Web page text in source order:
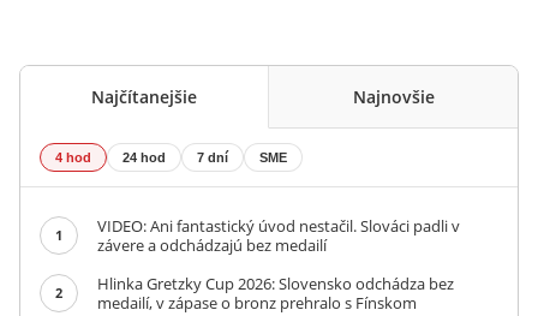
Najčítanejšie Najnovšie
4 hod 24 hod 7 dní SME
1
VIDEO: Ani fantastický úvod nestačil. Slováci padli v
závere a odchádzajú bez medailí
2
Hlinka Gretzky Cup 2026: Slovensko odchádza bez
medailí, v zápase o bronz prehralo s Fínskom